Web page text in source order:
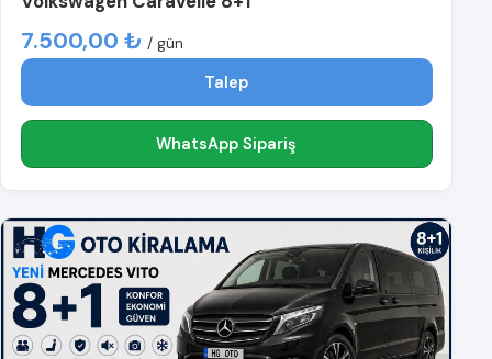
7.500,00 ₺ / gün
Talep
WhatsApp Sipariş